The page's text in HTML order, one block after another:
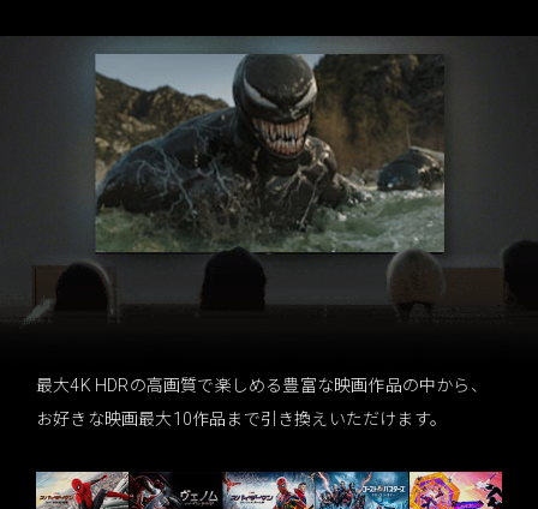
最大4K HDRの高画質で楽しめる豊富な映画作品の中から、
お好きな映画最大10作品まで引き換えいただけます。